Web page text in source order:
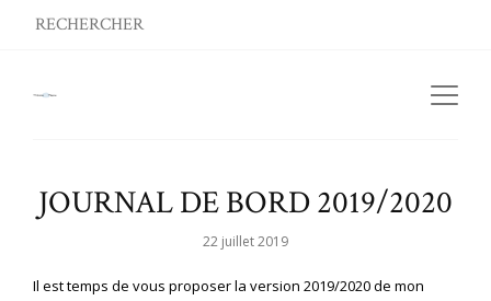
JOURNAL DE BORD 2019/2020
22 juillet 2019
Il est temps de vous proposer la version 2019/2020 de mon